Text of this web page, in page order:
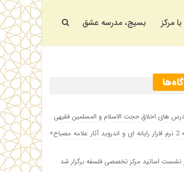
با مرکز بسیج، مدرسه عشق
درس های اخلاق حجت الاسلام و المسلمین فقیهی
نسخه 2 نرم افزار رایانه ای و اندروید آثار علامه مصباح+
نشست اساتید مرکز تخصصی فلسفه برگزار شد